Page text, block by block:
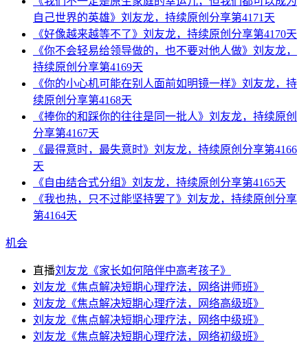
自己世界的英雄》刘友龙，持续原创分享第4171天
《好像越来越等不了》刘友龙，持续原创分享第4170天
《你不会轻易给领导做的，也不要对他人做》刘友龙，
持续原创分享第4169天
《你的小心机可能在别人面前如明镜一样》刘友龙，持
续原创分享第4168天
《捧你的和踩你的往往是同一批人》刘友龙，持续原创
分享第4167天
《最得意时，最失意时》刘友龙，持续原创分享第4166
天
《自由结合式分组》刘友龙，持续原创分享第4165天
《我也热，只不过能坚持罢了》刘友龙，持续原创分享
第4164天
机会
直播刘友龙《家长如何陪伴中高考孩子》
刘友龙《焦点解决短期心理疗法，网络讲师班》
刘友龙《焦点解决短期心理疗法，网络高级班》
刘友龙《焦点解决短期心理疗法，网络中级班》
刘友龙《焦点解决短期心理疗法，网络初级班》